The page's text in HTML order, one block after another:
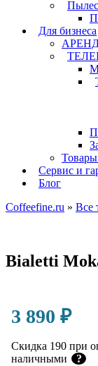
Для бизнеса
Товары
Сервис и
Блог
Coffeefine.ru » Все
Bialetti
3 890 ₽
Скидка 190 при
наличными
?